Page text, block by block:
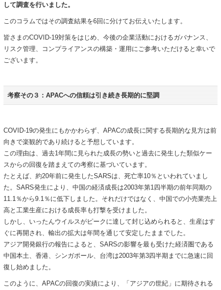
して調査を行いました。
このコラムではその調査結果を6回に分けてお伝えいたします。
皆さまのCOVID-19対策をはじめ、今後の企業活動におけるガバナンス、
リスク管理、コンプライアンスの構築・運用にご参考いただけると幸いで
ございます。
考察その３：APACへの信頼は引き続き長期的に堅調
COVID-19の発生にもかかわらず、APACの成長に関する長期的な見方は前
向きで楽観的であり続けると予想しています。
この理由は、過去1年間に見られた成長の勢いと過去に発生した類似ケー
スからの回復を踏まえての考察に基づいています。
たとえば、約20年前に発生したSARSは、死亡率10％といわれていまし
た。SARS発生により、中国の経済成長は2003年第1四半期の前年同期の
11.1％から9.1％に低下しました。それだけではなく、中国での小売業売上
高と工業生産における成長率も打撃を受けました。
しかし、いったんウイルスがピークに達して封じ込められると、生産はす
ぐに再開され、輸出の拡大は年間を通じて安定したままでした。
アジア開発銀行の報告によると、SARSの影響を最も受けた経済圏である
中国本土、香港、シンガポール、台湾は2003年第3四半期までに急速に回
復し始めました。
このように、APACの回復の実績により、「アジアの世紀」に期待される